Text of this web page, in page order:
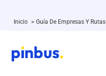
Inicio > Guía De Empresas Y Rutas